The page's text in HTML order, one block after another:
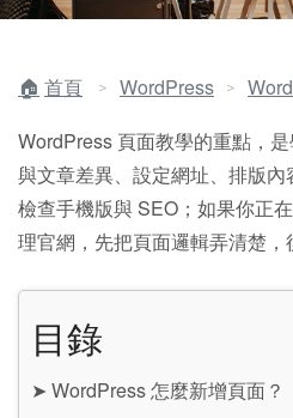
首頁 ＞ WordPress ＞
WordPress 頁面教學的重點，
與文章差異、設定網址、排版
檢查手機版與 SEO；如果你正
理官網，先把頁面邏輯弄清楚，
目錄
➤ WordPress 怎麼新增頁面？